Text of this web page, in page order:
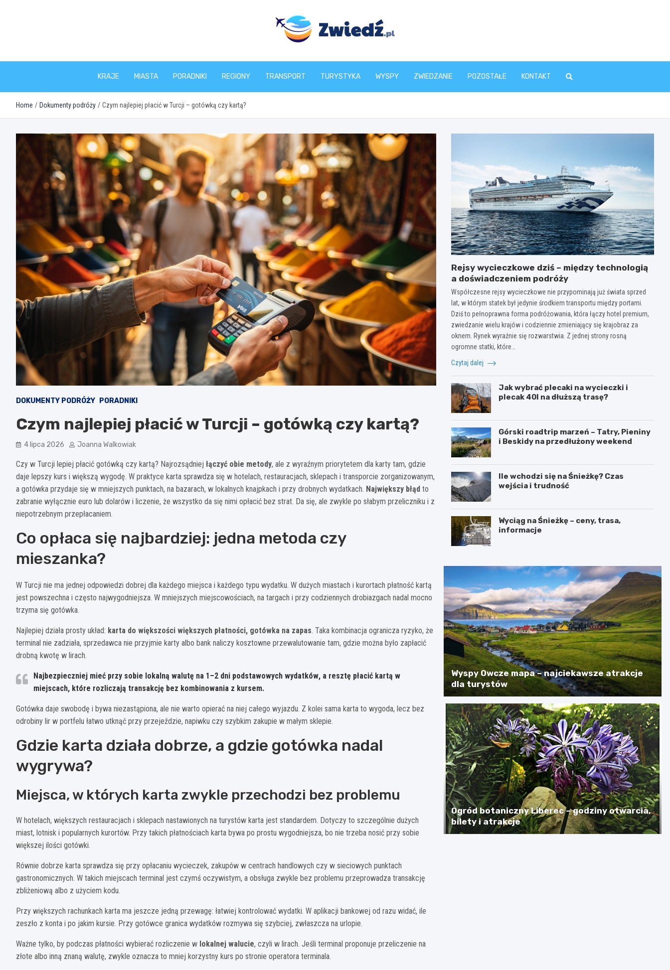
zwiedz.pl
KRAJE MIASTA PORADNIKI REGIONY TRANSPORT TURYSTYKA WYSPY ZWIEDZANIE POZOSTAŁE KONTAKT
Home Dokumenty podróży Czym najlepiej płacić w Turcji – gotówką czy kartą?
DOKUMENTY PODRÓŻY PORADNIKI
Czym najlepiej płacić w Turcji – gotówką czy kartą?
4 lipca 2026 Joanna Walkowiak
Czy w Turcji lepiej płacić gotówką czy kartą? Najrozsądniej łączyć obie metody, ale z wyraźnym priorytetem dla karty tam, gdzie
daje lepszy kurs i większą wygodę. W praktyce karta sprawdza się w hotelach, restauracjach, sklepach i transporcie zorganizowanym,
a gotówka przydaje się w mniejszych punktach, na bazarach, w lokalnych knajpkach i przy drobnych wydatkach. Największy błąd to
zabranie wyłącznie euro lub dolarów i liczenie, że wszystko da się nimi opłacić bez strat. Da się, ale zwykle po słabym przeliczniku i z
niepotrzebnym przepłacaniem.
Co opłaca się najbardziej: jedna metoda czy
mieszanka?
W Turcji nie ma jednej odpowiedzi dobrej dla każdego miejsca i każdego typu wydatku. W dużych miastach i kurortach płatność kartą
jest powszechna i często najwygodniejsza. W mniejszych miejscowościach, na targach i przy codziennych drobiazgach nadal mocno
trzyma się gotówka.
Najlepiej działa prosty układ: karta do większości większych płatności, gotówka na zapas. Taka kombinacja ogranicza ryzyko, że
terminal nie zadziała, sprzedawca nie przyjmie karty albo bank naliczy kosztowne przewalutowanie tam, gdzie można było zapłacić
drobną kwotę w lirach.
Najbezpieczniej mieć przy sobie lokalną walutę na 1–2 dni podstawowych wydatków, a resztę płacić kartą w
miejscach, które rozliczają transakcję bez kombinowania z kursem.
Gotówka daje swobodę i bywa niezastąpiona, ale nie warto opierać na niej całego wyjazdu. Z kolei sama karta to wygoda, lecz bez
odrobiny lir w portfelu łatwo utknąć przy przejeździe, napiwku czy szybkim zakupie w małym sklepie.
Gdzie karta działa dobrze, a gdzie gotówka nadal
wygrywa?
Miejsca, w których karta zwykle przechodzi bez problemu
W hotelach, większych restauracjach i sklepach nastawionych na turystów karta jest standardem. Dotyczy to szczególnie dużych
miast, lotnisk i popularnych kurortów. Przy takich płatnościach karta bywa po prostu wygodniejsza, bo nie trzeba nosić przy sobie
większej ilości gotówki.
Równie dobrze karta sprawdza się przy opłacaniu wycieczek, zakupów w centrach handlowych czy w sieciowych punktach
gastronomicznych. W takich miejscach terminal jest czymś oczywistym, a obsługa zwykle bez problemu przeprowadza transakcję
zbliżeniową albo z użyciem kodu.
Przy większych rachunkach karta ma jeszcze jedną przewagę: łatwiej kontrolować wydatki. W aplikacji bankowej od razu widać, ile
zeszło z konta i po jakim kursie. Przy gotówce granica wydatków rozmywa się szybciej, zwłaszcza na urlopie.
Ważne tylko, by podczas płatności wybierać rozliczenie w lokalnej walucie, czyli w lirach. Jeśli terminal proponuje przeliczenie na
złote albo inną znaną walutę, zwykle oznacza to mniej korzystny kurs po stronie operatora terminala.
Rejsy wycieczkowe dziś – między technologią
a doświadczeniem podróży
Współczesne rejsy wycieczkowe nie przypominają już świata sprzed
lat, w którym statek był jedynie środkiem transportu między portami.
Dziś to pełnoprawna forma podróżowania, która łączy hotel premium,
zwiedzanie wielu krajów i codziennie zmieniający się krajobraz za
oknem. Rynek wyraźnie się rozwarstwia. Z jednej strony rosną
ogromne statki, które…
Czytaj dalej
Jak wybrać plecaki na wycieczki i
plecak 40l na dłuższą trasę?
Górski roadtrip marzeń – Tatry, Pieniny
i Beskidy na przedłużony weekend
Ile wchodzi się na Śnieżkę? Czas
wejścia i trudność
Wyciąg na Śnieżkę – ceny, trasa,
informacje
Wyspy Owcze mapa – najciekawsze atrakcje
dla turystów
Ogród botaniczny Liberec – godziny otwarcia,
bilety i atrakcje